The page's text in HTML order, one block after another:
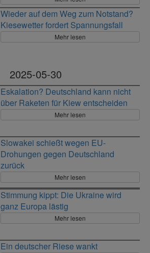
Wieder auf dem Weg zum Notstand?
Kiesewetter fordert Spannungsfall
Mehr lesen
2025-05-30
Eskalation? Deutschland kann nicht
über Raketen für Kiew entscheiden
Mehr lesen
Slowakei schießt wegen EU-
Drohungen gegen Deutschland
zurück
Mehr lesen
Stimmung kippt: Die Ukraine wird
ganz Europa lästig
Mehr lesen
Ein deutscher Riese wankt